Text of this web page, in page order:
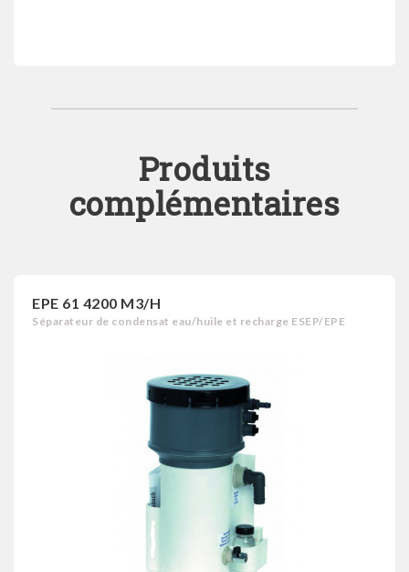
Produits
complémentaires
EPE 61 4200 M3/H
Séparateur de condensat eau/huile et recharge ESEP/EPE